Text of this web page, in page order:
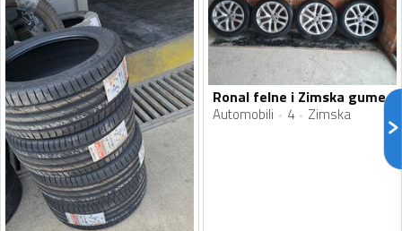
Ronal felne i Zimska gume
Automobili 4 Zimska